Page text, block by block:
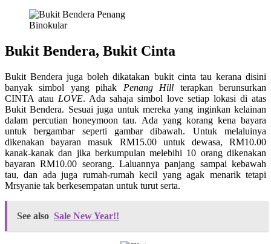
Binokular
Bukit Bendera, Bukit Cinta
Bukit Bendera juga boleh dikatakan bukit cinta tau kerana disini
banyak simbol yang pihak Penang Hill terapkan berunsurkan
CINTA atau LOVE. Ada sahaja simbol love setiap lokasi di atas
Bukit Bendera. Sesuai juga untuk mereka yang inginkan kelainan
dalam percutian honeymoon tau. Ada yang korang kena bayara
untuk bergambar seperti gambar dibawah. Untuk melaluinya
dikenakan bayaran masuk RM15.00 untuk dewasa, RM10.00
kanak-kanak dan jika berkumpulan melebihi 10 orang dikenakan
bayaran RM10.00 seorang. Laluannya panjang sampai kebawah
tau, dan ada juga rumah-rumah kecil yang agak menarik tetapi
Mrsyanie tak berkesempatan untuk turut serta.
See also Sale New Year!!